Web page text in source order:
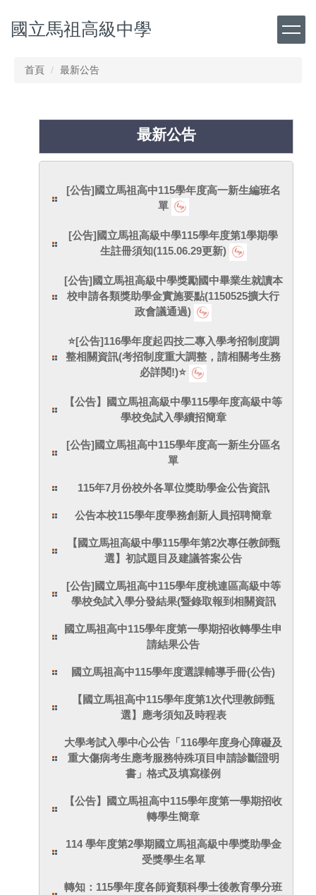
到
主
國立馬祖高級中學
首頁 最新公告
最新公告
[公告]國立馬祖高中115學年度高一新生編班名
單
[公告]國立馬祖高級中學115學年度第1學期學
生註冊須知(115.06.29更新)
[公告]國立馬祖高級中學獎勵國中畢業生就讀本
校申請各類獎助學金實施要點(1150525擴大行
政會議通過)
⭐[公告]116學年度起四技二專入學考招制度調
整相關資訊(考招制度重大調整，請相關考生務
必詳閱!)⭐
【公告】國立馬祖高級中學115學年度高級中等
學校免試入學續招簡章
[公告]國立馬祖高中115學年度高一新生分區名
單
115年7月份校外各單位獎助學金公告資訊
公告本校115學年度學務創新人員招聘簡章
【國立馬祖高級中學115學年第2次專任教師甄
選】初試題目及建議答案公告
[公告]國立馬祖高中115學年度桃連區高級中等
學校免試入學分發結果(暨錄取報到相關資訊
國立馬祖高中115學年度第一學期招收轉學生申
請結果公告
國立馬祖高中115學年度選課輔導手冊(公告)
【國立馬祖高中115學年度第1次代理教師甄
選】應考須知及時程表
大學考試入學中心公告「116學年度身心障礙及
重大傷病考生應考服務特殊項目申請診斷證明
書」格式及填寫樣例
【公告】國立馬祖高中115學年度第一學期招收
轉學生簡章
114 學年度第2學期國立馬祖高級中學獎助學金
受獎學生名單
轉知：115學年度各師資類科學士後教育學分班